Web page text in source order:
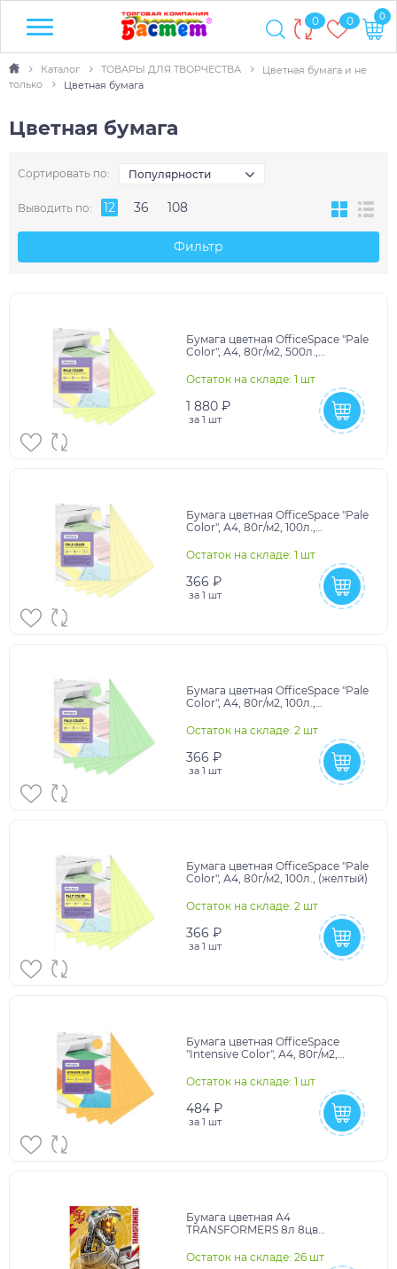
0 0 0
Каталог ТОВАРЫ ДЛЯ ТВОРЧЕСТВА
Цветная бумага и не
только
Цветная бумага
Цветная бумага
Сортировать по: Популярности
Выводить по: 12 36 108
Фильтр
Бумага цветная OfficeSpace "Pale
Color", А4, 80г/м2, 500л.,
Остаток на складе: 1 шт
1 880 ₽
за 1 шт
Бумага цветная OfficeSpace "Pale
Color", А4, 80г/м2, 100л.,
Остаток на складе: 1 шт
366 ₽
за 1 шт
Бумага цветная OfficeSpace "Pale
Color", А4, 80г/м2, 100л.,
Остаток на складе: 2 шт
366 ₽
за 1 шт
Бумага цветная OfficeSpace "Pale
Color", А4, 80г/м2, 100л., (желтый)
Остаток на складе: 2 шт
366 ₽
за 1 шт
Бумага цветная OfficeSpace
"Intensive Color", А4, 80г/м2,
Остаток на складе: 1 шт
484 ₽
за 1 шт
Бумага цветная А4
TRANSFORMERS 8л 8цв
Остаток на складе: 26 шт